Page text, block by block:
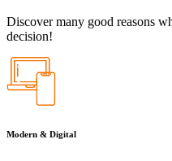
Discover many good reasons
decision!
Modern & Digital